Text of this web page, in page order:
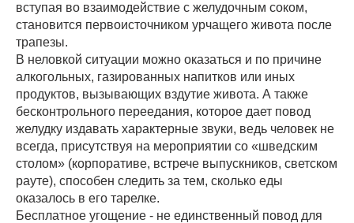
вступая во взаимодействие с желудочным соком,
становится первоисточником урчащего живота после
трапезы.
В неловкой ситуации можно оказаться и по причине
алкогольных, газированных напитков или иных
продуктов, вызывающих вздутие живота. А также
бесконтрольного переедания, которое дает повод
желудку издавать характерные звуки, ведь человек не
всегда, присутствуя на мероприятии со «шведским
столом» (корпоративе, встрече выпускников, светском
рауте), способен следить за тем, сколько еды
оказалось в его тарелке.
Бесплатное угощение - не единственный повод для